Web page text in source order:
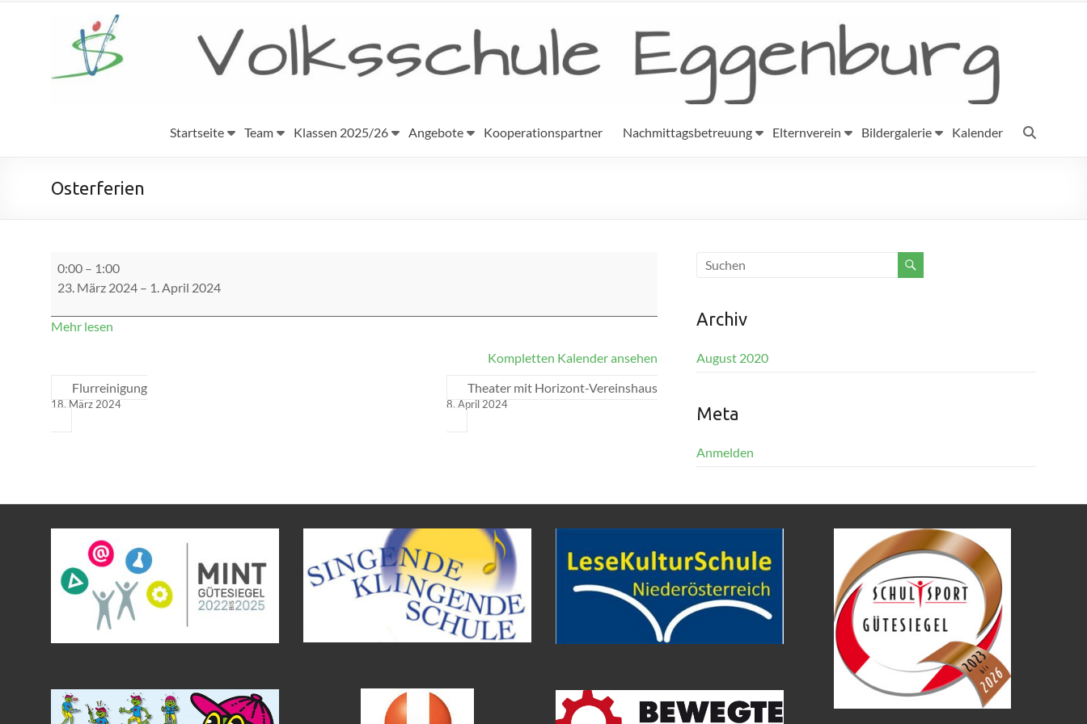
Volksschule
Eggenburg
Startseite Team Klassen 2025/26 Angebote Kooperationspartner Nachmittagsbetreuung Elternverein Bildergalerie Kalender
Osterferien
0:00 – 1:00
23. März 2024 – 1. April 2024
Mehr lesen
Kompletten Kalender ansehen
Flurreinigung
18. März 2024
Theater mit Horizont-Vereinshaus
8. April 2024
Archiv
August 2020
Meta
Anmelden